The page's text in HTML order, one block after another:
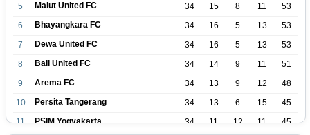
5
Malut United FC 34 15 8 11
53
6
Bhayangkara FC 34 16 5 13
53
7
Dewa United FC 34 16 5 13
53
8
Bali United FC 34 14 9 11
51
9
Arema FC 34 13 9 12
48
10
Persita Tangerang 34 13 6 15
45
11
PSIM Yogyakarta 34 11 12 11
45